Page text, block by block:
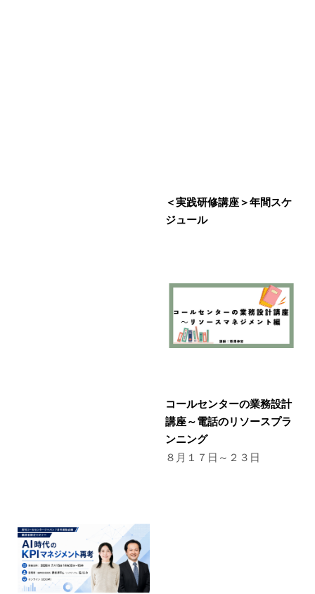
＜実践研修講座＞年間スケ
ジュール
コールセンターの業務設計
講座～電話のリソースプラ
ンニング
８月１７日～２３日